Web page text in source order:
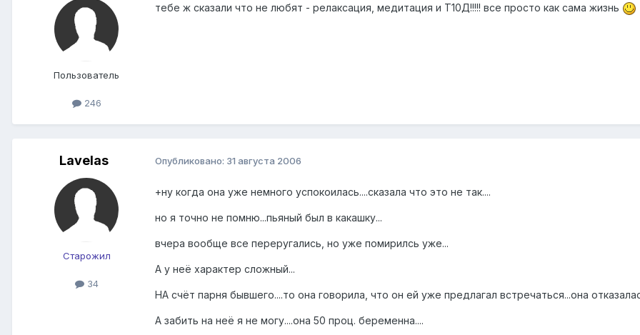
Пользователь
246
тебе ж сказали что не любят - релаксация, медитация и Т10Д!!!!! все просто как сама жизнь
Lavelas
Старожил
34
Опубликовано: 31 августа 2006
+ну когда она уже немного успокоилась....сказала что это не так....
но я точно не помню...пьяный был в какашку...
вчера вообще все переругались, но уже помирилсь уже...
А у неё характер сложный...
НА счёт парня бывшего....то она говорила, что он ей уже предлагал встречаться...она
А забить на неё я не могу....она 50 проц. беременна....